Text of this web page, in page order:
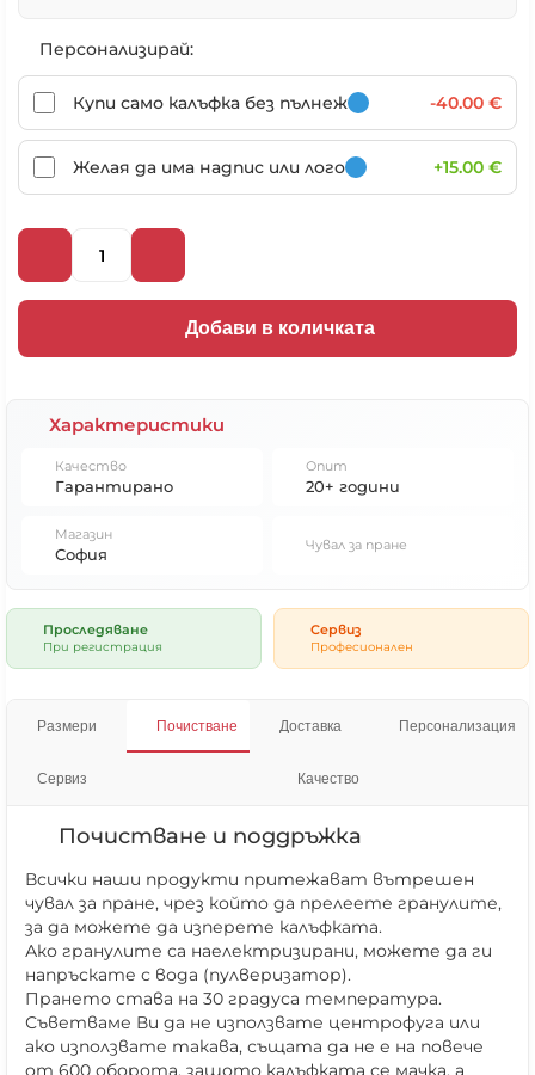
Персонализирай:
Купи само калъфка без пълнеж -40.00 €
Желая да има надпис или лого +15.00 €
Добави в количката
Характеристики
Качество
Гарантирано
Опит
20+ години
Магазин
София Чувал за пране
Проследяване
При регистрация
Сервиз
Професионален
Размери Почистване Доставка Персонализация
Сервиз Качество
Почистване и поддръжка
Всички наши продукти притежават вътрешен
чувал за пране, чрез който да прелеете гранулите,
за да можете да изперете калъфката.
Ако гранулите са наелектризирани, можете да ги
напръскате с вода (пулверизатор).
Прането става на 30 градуса температура.
Съветваме Ви да не използвате центрофуга или
ако използвате такава, същата да не е на повече
от 600 оборота, защото калъфката се мачка, а